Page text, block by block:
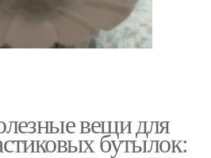
вещи для
бутылок: